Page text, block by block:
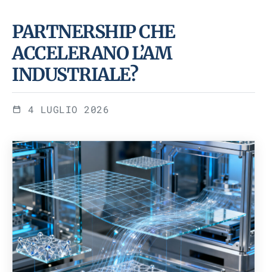
PARTNERSHIP CHE
ACCELERANO L’AM
INDUSTRIALE?
4 LUGLIO 2026